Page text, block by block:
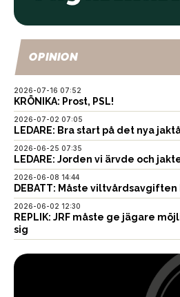
OPINION
2026-07-16 07:52
KRÖNIKA: Prost, PSL!
2026-07-02 07:05
LEDARE: Bra start på det nya
2026-06-25 07:35
LEDARE: Jorden vi ärvde och
2026-06-08 14:44
DEBATT: Måste viltvårdsavgiften
2026-06-02 12:30
REPLIK: JRF måste ge jägare
sig